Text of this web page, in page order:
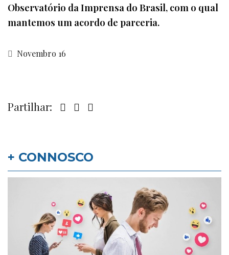
Observatório da Imprensa do Brasil, com o qual
mantemos um acordo de parceria.
Novembro 16
Partilhar:
+ CONNOSCO